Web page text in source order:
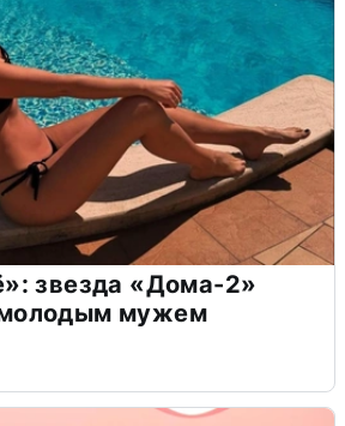
звезда «Дома-2»
молодым мужем